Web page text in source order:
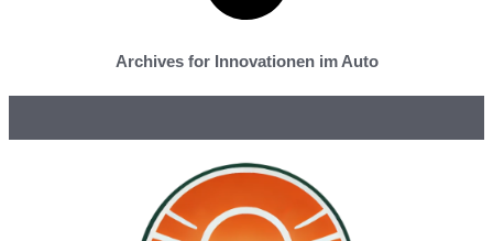
Archives for Innovationen im Auto